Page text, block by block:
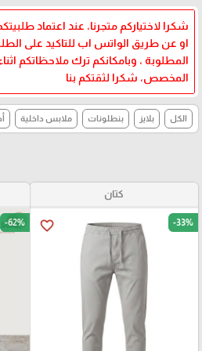
شكرا لاختياركم متجرنا، عند اعتماد
او عن طريق الواتس اب للتاكيد على
المطلوبة ، وبامكانكم ترك ملاحظاتكم
المخصص، شكرا لثقتكم بنا
الكل بلايز بنطلونات ملابس داخلية
كتان
favorite_border -33%
-62%